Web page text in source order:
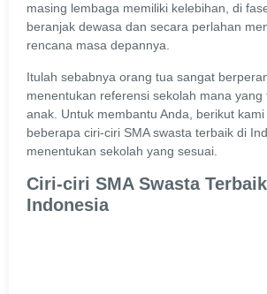
masing lembaga memiliki kelebihan, di
beranjak dewasa dan secara perlahan
rencana masa depannya.
Itulah sebabnya orang tua sangat
menentukan referensi sekolah mana yang
anak. Untuk membantu Anda, berikut kami
beberapa ciri-ciri SMA swasta terbaik di
menentukan sekolah yang sesuai.
Ciri-ciri SMA Swasta
Indonesia